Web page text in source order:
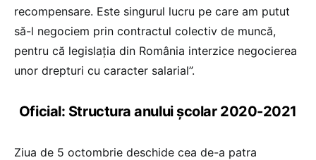
recompensare. Este singurul lucru pe care am putut
să-l negociem prin contractul colectiv de muncă,
pentru că legislația din România interzice negocierea
unor drepturi cu caracter salarial”.
Oficial: Structura anului școlar 2020-2021
Ziua de 5 octombrie deschide cea de-a patra